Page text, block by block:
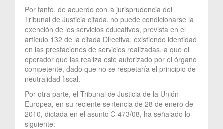
Por tanto, de acuerdo con la jurisprudencia del
Tribunal de Justicia citada, no puede condicionarse la
exención de los servicios educativos, prevista en el
artículo 132 de la citada Directiva, existiendo identidad
en las prestaciones de servicios realizadas, a que el
operador que las realiza esté autorizado por el órgano
competente, dado que no se respetaría el principio de
neutralidad fiscal.
Por otra parte, el Tribunal de Justicia de la Unión
Europea, en su reciente sentencia de 28 de enero de
2010, dictada en el asunto C-473/08, ha señalado lo
siguiente: